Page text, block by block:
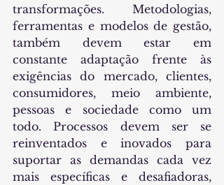
transformações. Metodologias,
ferramentas e modelos de gestão,
também devem estar em
constante adaptação frente às
exigências do mercado, clientes,
consumidores, meio ambiente,
pessoas e sociedade como um
todo. Processos devem ser se
reinventados e inovados para
suportar as demandas cada vez
mais específicas e desafiadoras,